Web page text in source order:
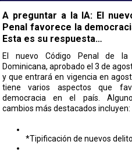
A preguntar a la IA: El
Penal favorece la
Esta es su respuesta…
El nuevo Código Penal de la
Dominicana, aprobado el 3 de
y que entrará en vigencia en
tiene varios aspectos que
democracia en el país.
cambios más destacados incluyen:
*Tipificación de nuevos